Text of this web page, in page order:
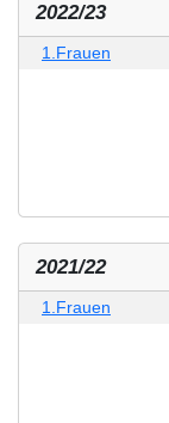
2022/23
1.Frauen
2021/22
1.Frauen